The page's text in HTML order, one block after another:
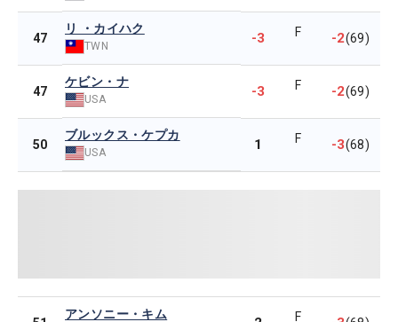
47
リ ・カイハク
TWN -3 F -2(69)
47
ケビン・ナ
USA -3 F -2(69)
50
ブルックス・ケプカ
USA 1 F -3(68)
アンソニー・キム F